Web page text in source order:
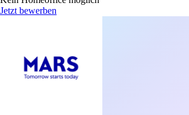
Jetzt bewerben